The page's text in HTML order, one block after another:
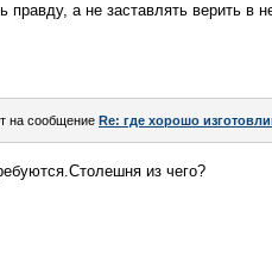
правду, а не заставлять верить в
на сообщение Re: где хорошо
из чего?